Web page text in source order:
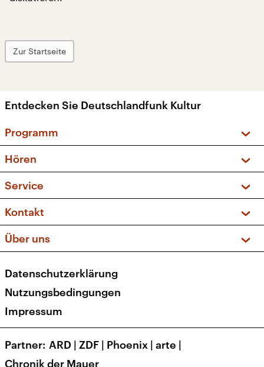
Zur Startseite
Entdecken Sie Deutschlandfunk Kultur
Programm
Sendungen und Podcasts
Musikliste
Kakadu – Das Kinderprogramm
Hören
Frequenzen (UKW + DAB+)
Service
FAQ
Apps
Newsletter
Veranstaltungen
Kontakt
Social Media
Über uns
Presse
Karriere
Transparenz
Datenschutzerklärung
Nutzungsbedingungen
Impressum
Partner ARD | ZDF | Phoenix | arte |
Chronik der Mauer